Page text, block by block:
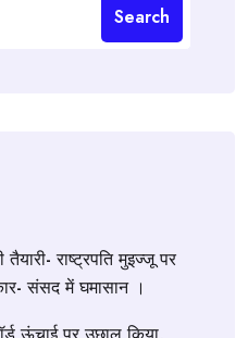
Search
राष्ट्रपति मुइज्जू पर
संसद में घमासान ।